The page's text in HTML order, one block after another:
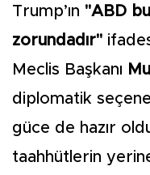
Trump’ın "ABD bu
zorundadır"
Meclis Başkanı
diplomatik
güce de hazır
taahhütlerin